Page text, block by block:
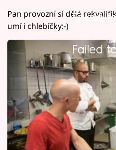
Failed
Pan provozní si dělá
umí i chlebíčky:-)
Failed